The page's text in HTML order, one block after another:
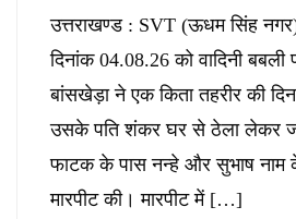
उत्तराखण्ड : SVT (ऊधम सिंह
दिनांक 04.08.26 को वादिनी बबली
बांसखेड़ा ने एक किता तहरीर की
उसके पति शंकर घर से ठेला लेकर
फाटक के पास नन्हे और सुभाष नाम
मारपीट की। मारपीट में […]